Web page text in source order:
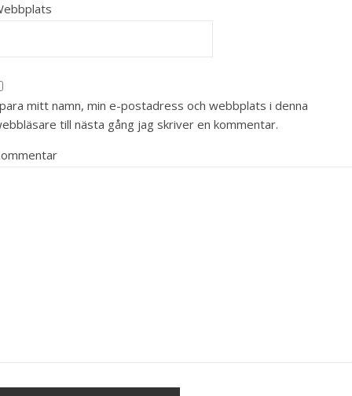
mitt namn, min e-postadress och webbplats i denna
till nästa gång jag skriver en kommentar.